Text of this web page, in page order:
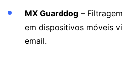
MX Guarddog –
em dispositivos móveis
email.